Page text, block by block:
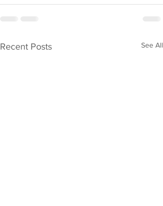
Recent Posts See All